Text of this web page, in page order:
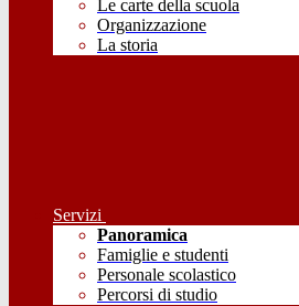
Le carte della scuola
Organizzazione
La storia
Servizi
Panoramica
Famiglie e studenti
Personale scolastico
Percorsi di studio